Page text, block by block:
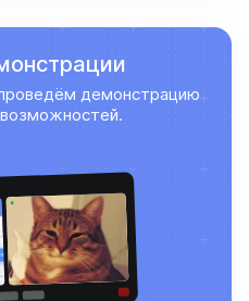
демонстрацию